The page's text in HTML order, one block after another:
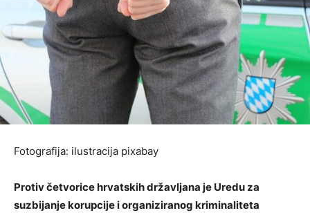
Fotografija: ilustracija pixabay
Protiv četvorice hrvatskih državljana je Uredu za
suzbijanje korupcije i organiziranog kriminaliteta